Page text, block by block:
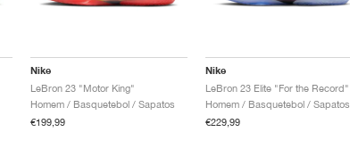
Nike
LeBron 23 "Motor King"
Homem / Basquetebol / Sapatos
€199,99
Nike
LeBron 23 Elite "For the Record"
Homem / Basquetebol / Sapatos
€229,99